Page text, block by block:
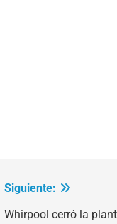
Siguiente:
Whirpool cerró la